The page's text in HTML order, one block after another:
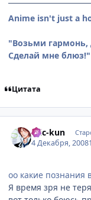
Anime isn't just a
"Возьми гармонь,
Сделай мне блюз!"
Цитата
Eric-kun
4 Декабря, 2008
оо какие познания
Я время зря не